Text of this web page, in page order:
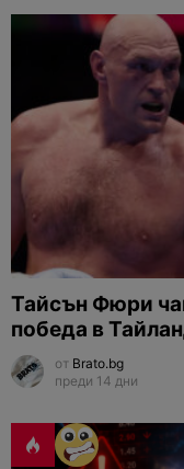
Тайсън Фюри
победа в
от Brato.bg
преди 14 дни